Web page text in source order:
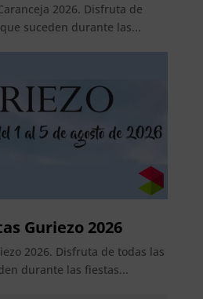
2026. Disfruta de
suceden durante las...
Guriezo 2026
2026. Disfruta de todas las
durante las fiestas...